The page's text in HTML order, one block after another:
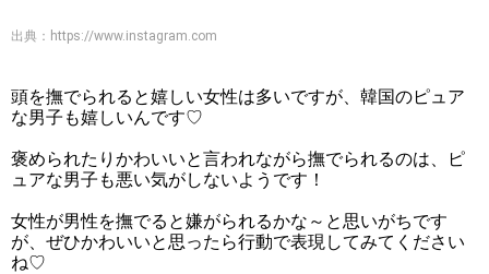
出典： https://www.instagram.com
頭を撫でられると嬉しい女性は多いですが、韓国のピュア
な男子も嬉しいんです♡
褒められたりかわいいと言われながら撫でられるのは、ピ
ュアな男子も悪い気がしないようです！
女性が男性を撫でると嫌がられるかな～と思いがちです
が、ぜひかわいいと思ったら行動で表現してみてください
ね♡